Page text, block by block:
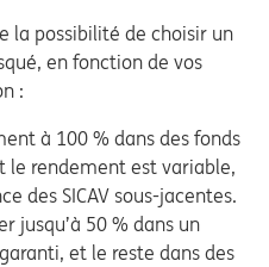
la possibilité de choisir un
en fonction de vos
:
à 100 % dans des fonds
le rendement est variable,
des SICAV sous-jacentes.
jusqu’à 50 % dans un
et le reste dans des